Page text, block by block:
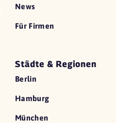
News
Für Firmen
Städte & Regionen
Berlin
Hamburg
München